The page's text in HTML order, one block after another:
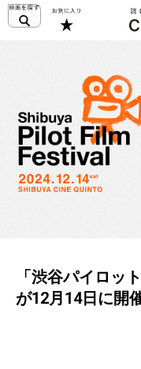
「渋谷パイロッ
が12月14日に開